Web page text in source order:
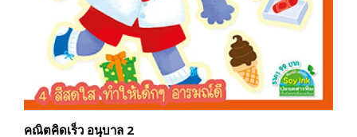
คณิตคิดเร็ว อนุบาล 2